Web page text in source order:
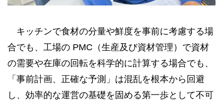
キッチンで食材の分量や鮮度を事前に考慮する場
合でも、工場の PMC（生産及び資材管理）で資材
の需要や在庫の回転を科学的に計算する場合でも、
「事前計画、正確な予測」は混乱を根本から回避
し、効率的な運営の基礎を固める第一歩として不可